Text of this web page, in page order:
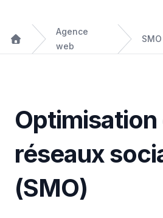
Agence
web
SMO
Optimisation
réseaux
(SMO)